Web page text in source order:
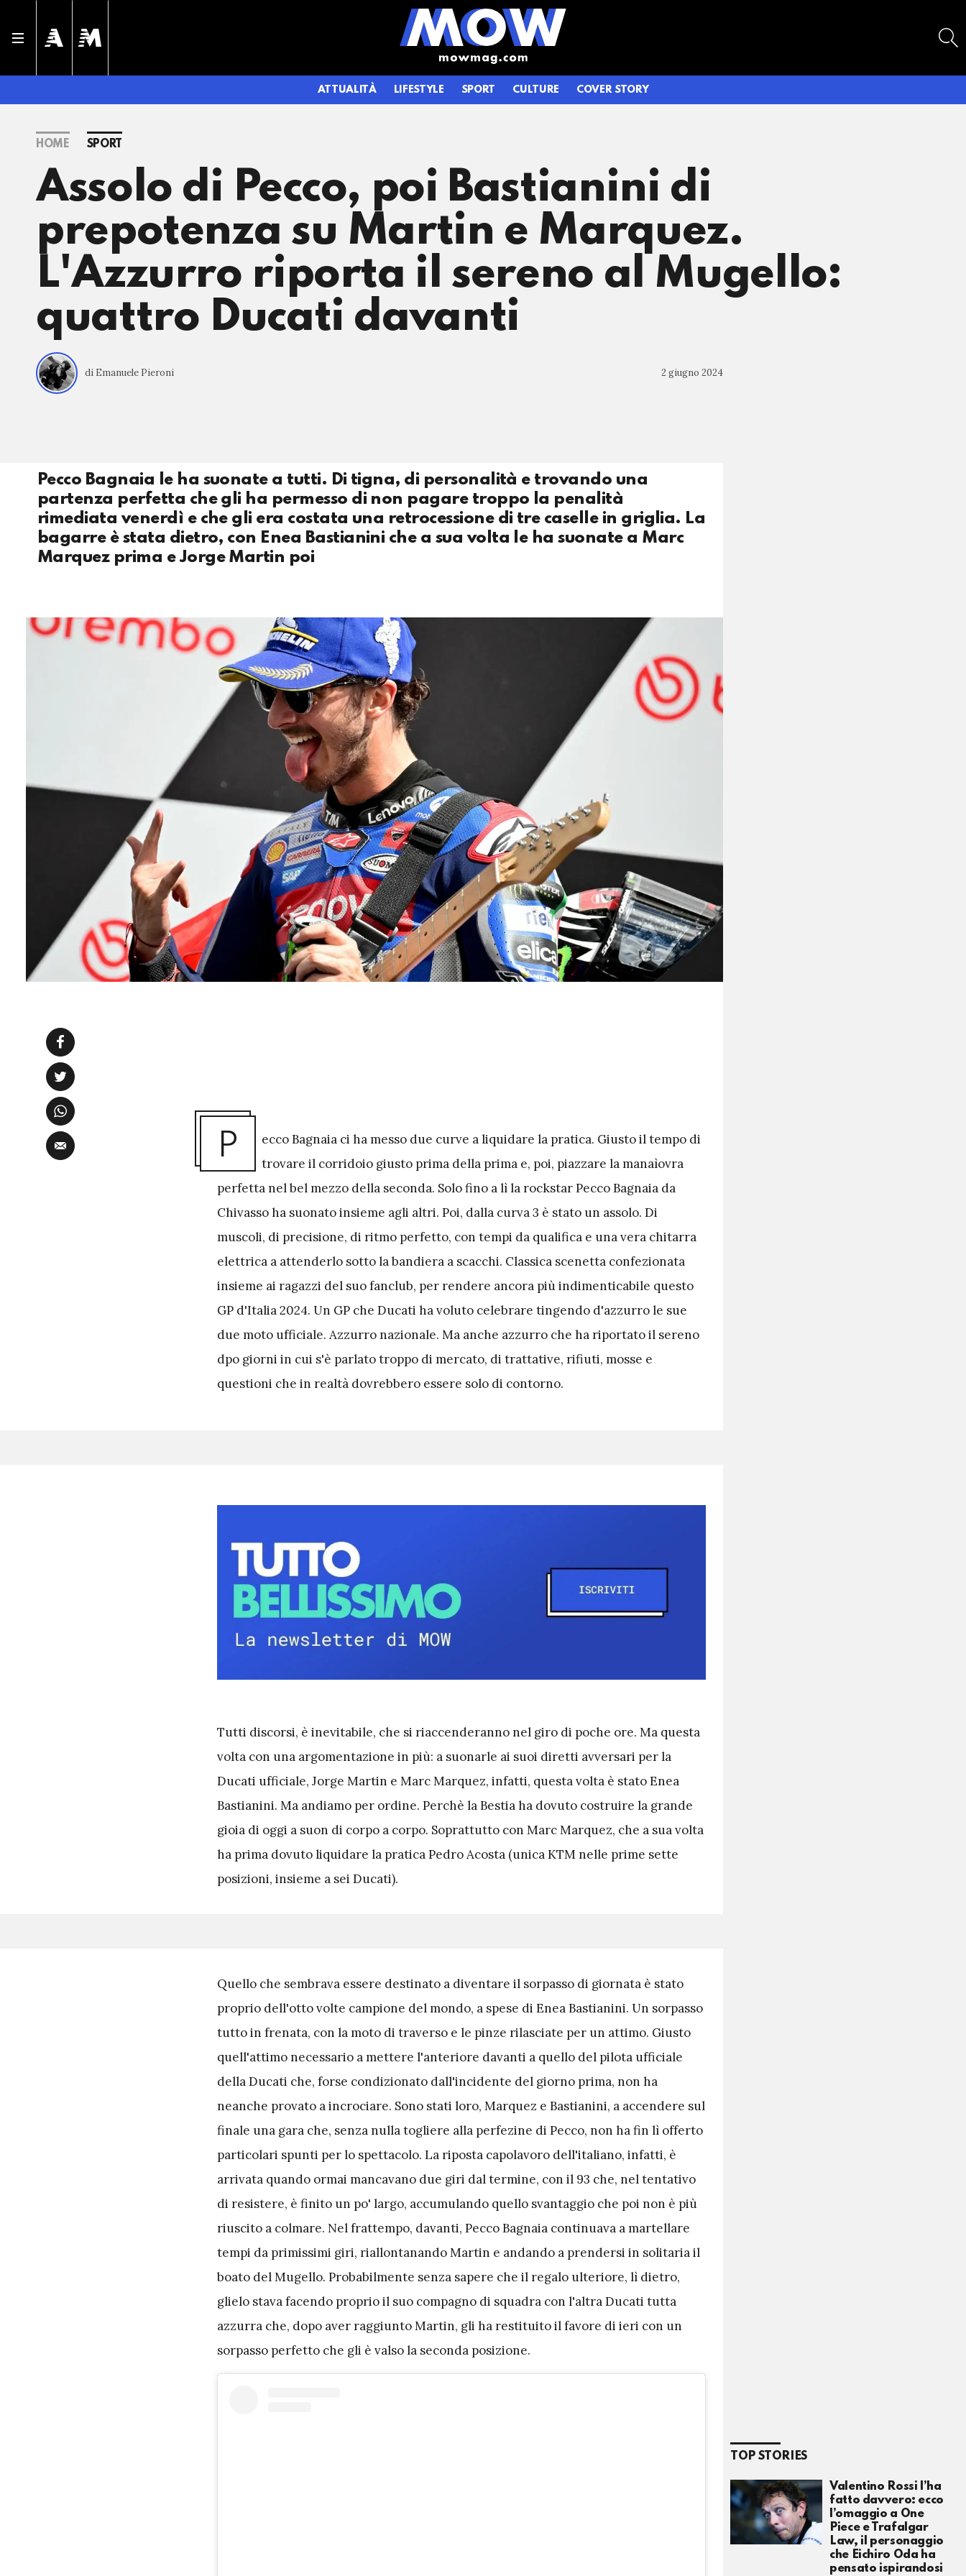
ATTUALITÀ LIFESTYLE SPORT CULTURE COVER STORY
HOME SPORT
Assolo di Pecco, poi Bastianini di
prepotenza su Martin e Marquez.
L'Azzurro riporta il sereno al Mugello:
quattro Ducati davanti
di Emanuele Pieroni 2 giugno 2024
Pecco Bagnaia le ha suonate a tutti. Di tigna, di personalità e trovando una
partenza perfetta che gli ha permesso di non pagare troppo la penalità
rimediata venerdì e che gli era costata una retrocessione di tre caselle in griglia. La
bagarre è stata dietro, con Enea Bastianini che a sua volta le ha suonate a Marc
Marquez prima e Jorge Martin poi
P
ecco Bagnaia ci ha messo due curve a liquidare la pratica. Giusto il tempo di
trovare il corridoio giusto prima della prima e, poi, piazzare la manaìovra
perfetta nel bel mezzo della seconda. Solo fino a lì la rockstar Pecco Bagnaia da
Chivasso ha suonato insieme agli altri. Poi, dalla curva 3 è stato un assolo. Di
muscoli, di precisione, di ritmo perfetto, con tempi da qualifica e una vera chitarra
elettrica a attenderlo sotto la bandiera a scacchi. Classica scenetta confezionata
insieme ai ragazzi del suo fanclub, per rendere ancora più indimenticabile questo
GP d'Italia 2024. Un GP che Ducati ha voluto celebrare tingendo d'azzurro le sue
due moto ufficiale. Azzurro nazionale. Ma anche azzurro che ha riportato il sereno
dpo giorni in cui s'è parlato troppo di mercato, di trattative, rifiuti, mosse e
questioni che in realtà dovrebbero essere solo di contorno.
Tutti discorsi, è inevitabile, che si riaccenderanno nel giro di poche ore. Ma questa
volta con una argomentazione in più: a suonarle ai suoi diretti avversari per la
Ducati ufficiale, Jorge Martin e Marc Marquez, infatti, questa volta è stato Enea
Bastianini. Ma andiamo per ordine. Perchè la Bestia ha dovuto costruire la grande
gioia di oggi a suon di corpo a corpo. Soprattutto con Marc Marquez, che a sua volta
ha prima dovuto liquidare la pratica Pedro Acosta (unica KTM nelle prime sette
posizioni, insieme a sei Ducati).
Quello che sembrava essere destinato a diventare il sorpasso di giornata è stato
proprio dell'otto volte campione del mondo, a spese di Enea Bastianini. Un sorpasso
tutto in frenata, con la moto di traverso e le pinze rilasciate per un attimo. Giusto
quell'attimo necessario a mettere l'anteriore davanti a quello del pilota ufficiale
della Ducati che, forse condizionato dall'incidente del giorno prima, non ha
neanche provato a incrociare. Sono stati loro, Marquez e Bastianini, a accendere sul
finale una gara che, senza nulla togliere alla perfezine di Pecco, non ha fin lì offerto
particolari spunti per lo spettacolo. La riposta capolavoro dell'italiano, infatti, è
arrivata quando ormai mancavano due giri dal termine, con il 93 che, nel tentativo
di resistere, è finito un po' largo, accumulando quello svantaggio che poi non è più
riuscito a colmare. Nel frattempo, davanti, Pecco Bagnaia continuava a martellare
tempi da primissimi giri, riallontanando Martin e andando a prendersi in solitaria il
boato del Mugello. Probabilmente senza sapere che il regalo ulteriore, lì dietro,
glielo stava facendo proprio il suo compagno di squadra con l'altra Ducati tutta
azzurra che, dopo aver raggiunto Martin, gli ha restituito il favore di ieri con un
sorpasso perfetto che gli è valso la seconda posizione.
TOP STORIES
Valentino Rossi l’ha
fatto davvero: ecco
l’omaggio a One
Piece e Trafalgar
Law, il personaggio
che Eichiro Oda ha
pensato ispirandosi